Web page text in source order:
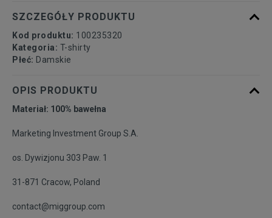
SZCZEGÓŁY PRODUKTU
Kod produktu: 100235320
Kategoria: T-shirty
Płeć: Damskie
OPIS PRODUKTU
Materiał: 100% bawełna
Marketing Investment Group S.A.
os. Dywizjonu 303 Paw. 1
31-871 Cracow, Poland
contact@miggroup.com